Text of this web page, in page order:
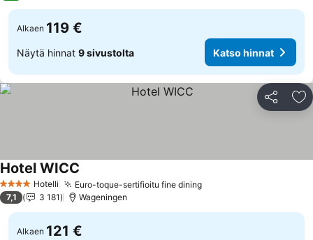
Alkaen 119 €
Näytä hinnat 9 sivustolta Katso hinnat
Jaa
4 Tähtiluokitus
Hotelli Euro-toque-sertifioitu fine diningKatso hinnat
Hotel WICC
7,1 3 181 Wageningen
Alkaen 121 €